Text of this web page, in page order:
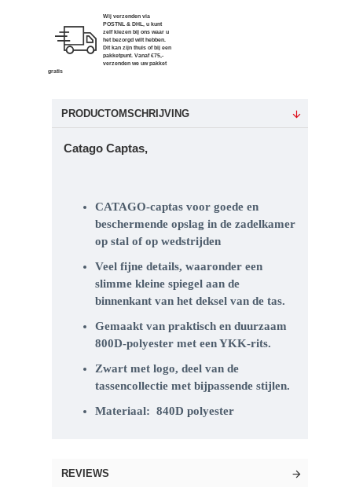
Wij verzenden via
POSTNL & DHL, u kunt
zelf kiezen bij ons waar u
het bezorgd wilt hebben.
Dit kan zijn thuis of bij een
pakketpunt. Vanaf €75,-
verzenden we uw pakket
gratis
PRODUCTOMSCHRIJVING
Catago Captas,
CATAGO-captas voor goede en
beschermende opslag in de zadelkamer
op stal of op wedstrijden
Veel fijne details, waaronder een
slimme kleine spiegel aan de
binnenkant van het deksel van de tas.
Gemaakt van praktisch en duurzaam
800D-polyester met een YKK-rits.
Zwart met logo, deel van de
tassencollectie met bijpassende stijlen.
Materiaal: 840D polyester
REVIEWS